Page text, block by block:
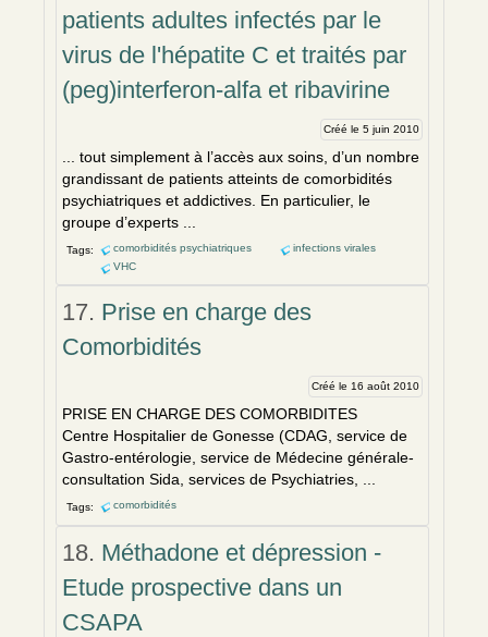
patients adultes infectés par le
virus de l'hépatite C et traités par
(peg)interferon-alfa et ribavirine
Créé le 5 juin 2010
... tout simplement à l’accès aux soins, d’un nombre
grandissant de patients atteints de comorbidités
psychiatriques et addictives. En particulier, le
groupe d’experts ...
Tags: comorbidités psychiatriques
infections virales
VHC
17. Prise en charge des
Comorbidités
Créé le 16 août 2010
PRISE EN CHARGE DES COMORBIDITES
Centre Hospitalier de Gonesse (CDAG, service de
Gastro-entérologie, service de Médecine générale-
consultation Sida, services de Psychiatries, ...
Tags: comorbidités
18. Méthadone et dépression -
Etude prospective dans un
CSAPA